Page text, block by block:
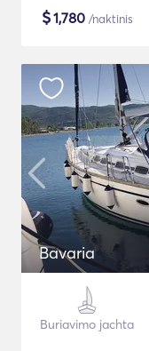
$1,780 /naktinis
Bavaria
Buriavimo jachta